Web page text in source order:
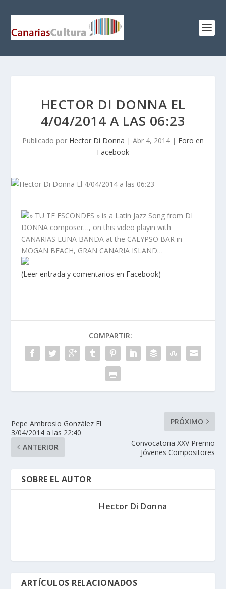
HECTOR DI DONNA EL
4/04/2014 A LAS 06:23
Publicado por Hector Di Donna | Abr 4, 2014 | Foro en
Facebook
» TU TE ESCONDES » is a Latin Jazz Song from DI
DONNA composer…, on this video playin with
CANARIAS LUNA BANDA at the CALYPSO BAR in
MOGAN BEACH, GRAN CANARIA ISLAND…
(Leer entrada y comentarios en Facebook)
COMPARTIR:
Pepe Ambrosio González El
3/04/2014 a las 22:40
ANTERIOR
PRÓXIMO
Convocatoria XXV Premio
Jóvenes Compositores
SOBRE EL AUTOR
Hector Di Donna
ARTÍCULOS RELACIONADOS